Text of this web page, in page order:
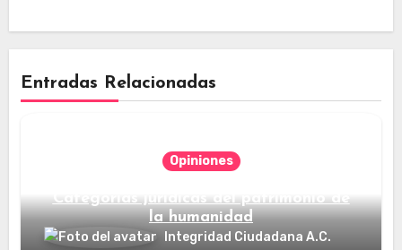
Entradas Relacionadas
Opiniones
Categorías jurídicas del patrimonio de
la humanidad
Integridad Ciudadana A.C.